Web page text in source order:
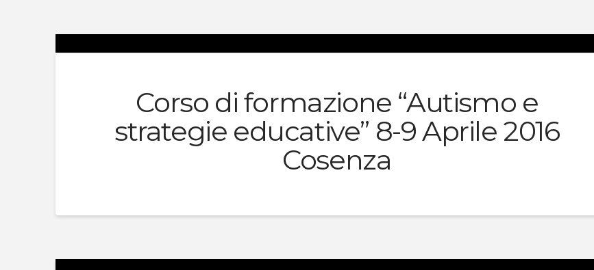
Corso di formazione “Autismo e
strategie educative” 8-9 Aprile 2016
Cosenza